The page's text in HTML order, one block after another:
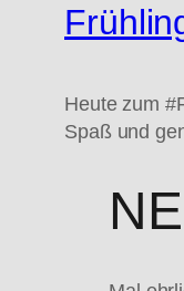
Heute zum
Spaß und